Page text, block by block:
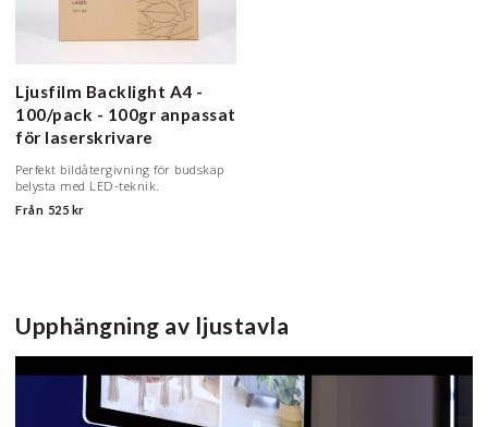
Ljusfilm Backlight A4 -
100/pack - 100gr anpassat
för laserskrivare
Perfekt bildåtergivning för budskap
belysta med LED-teknik.
Från 525 kr
Upphängning av ljustavla